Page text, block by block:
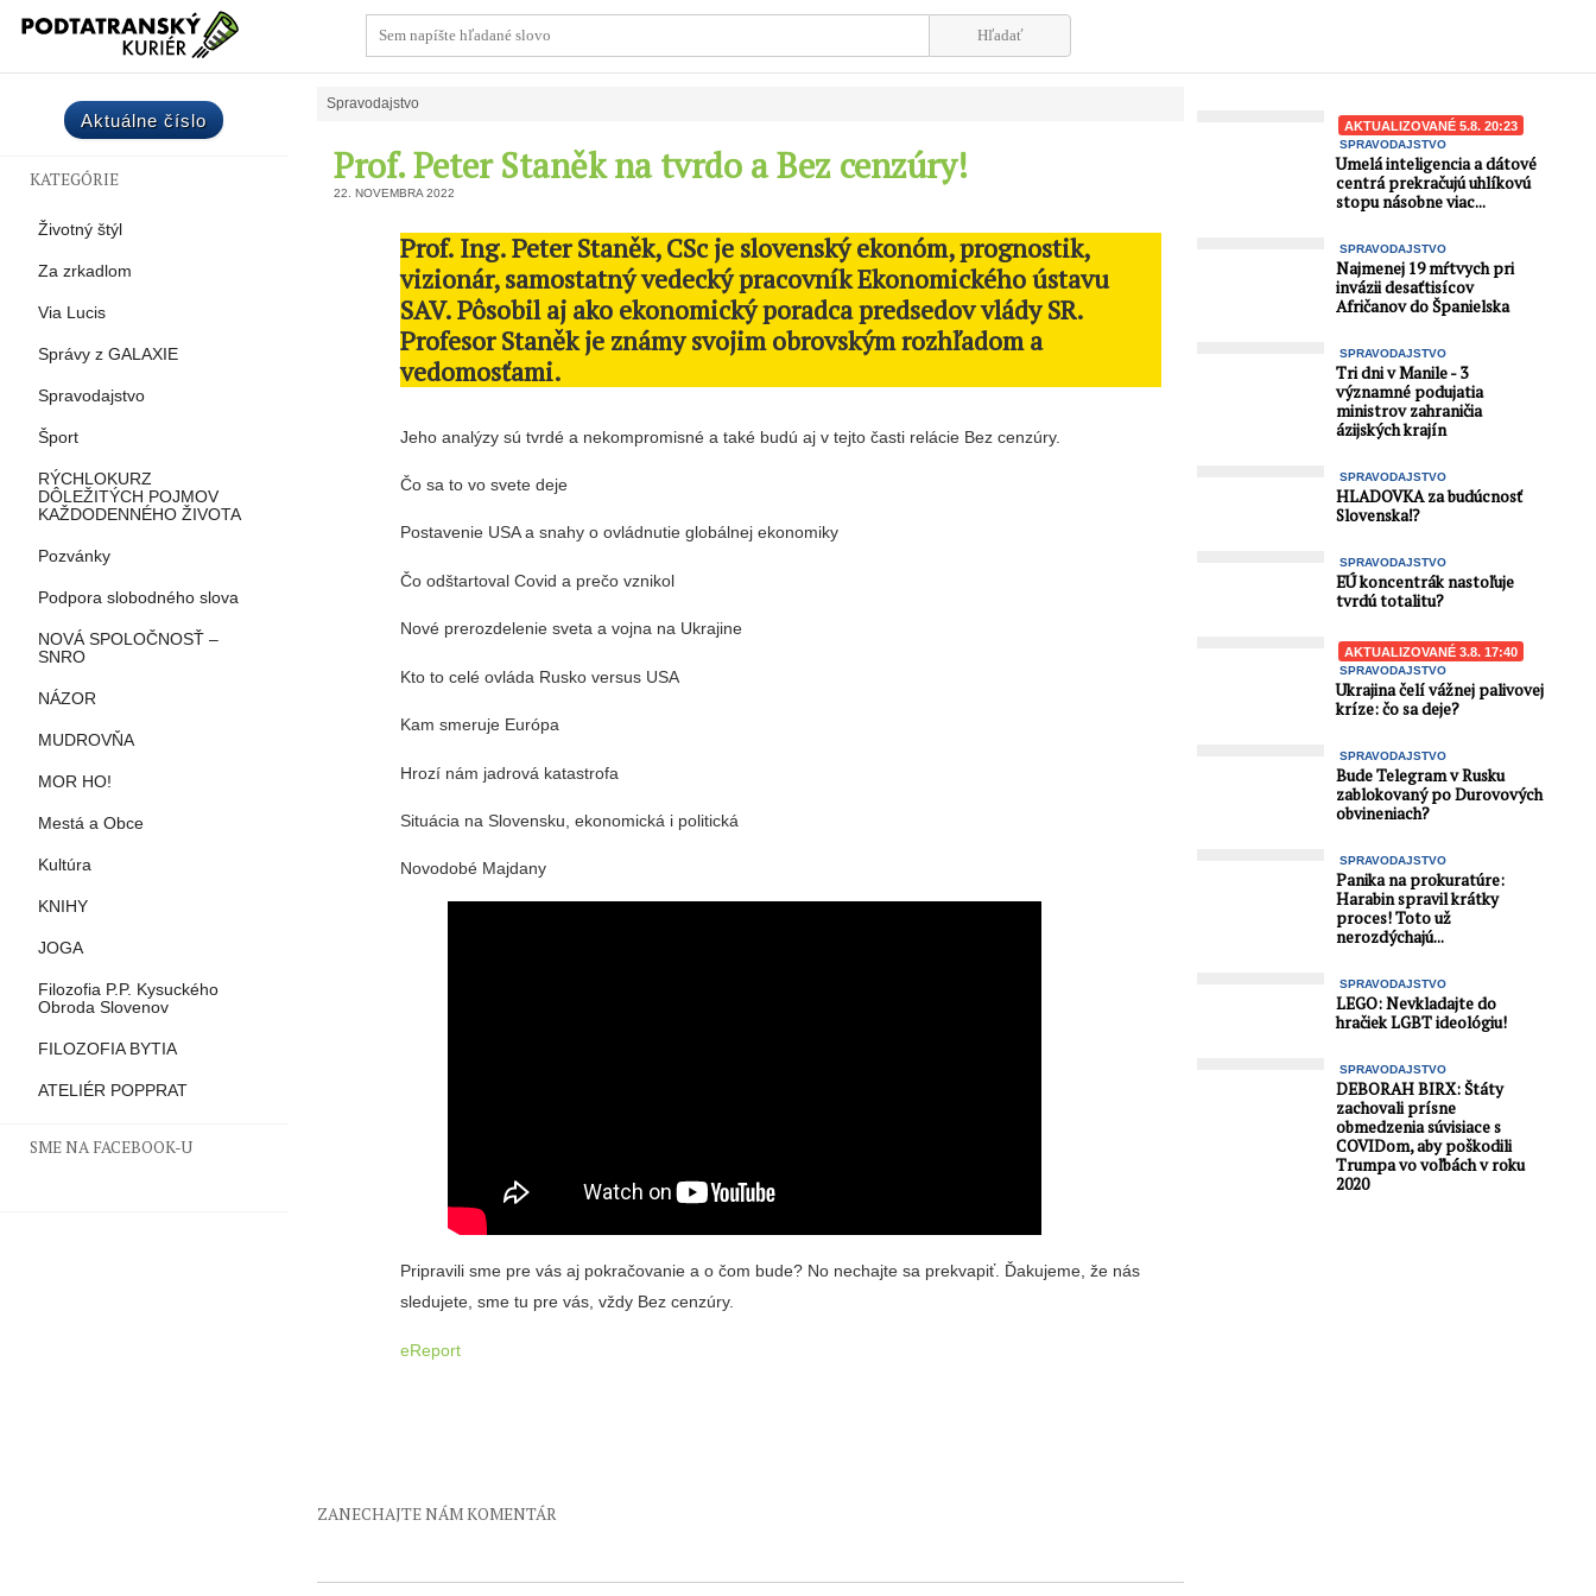
Aktuálne číslo
KATEGÓRIE
Životný štýl
Za zrkadlom
Via Lucis
Správy z GALAXIE
Spravodajstvo
Šport
RÝCHLOKURZ
DÔLEŽITÝCH POJMOV
KAŽDODENNÉHO ŽIVOTA
Pozvánky
Podpora slobodného slova
NOVÁ SPOLOČNOSŤ –
SNRO
NÁZOR
MUDROVŇA
MOR HO!
Mestá a Obce
Kultúra
KNIHY
JOGA
Filozofia P.P. Kysuckého
Obroda Slovenov
FILOZOFIA BYTIA
ATELIÉR POPPRAT
SME NA FACEBOOK-U
Spravodajstvo
Prof. Peter Staněk na tvrdo a Bez cenzúry!
22. NOVEMBRA 2022
Prof. Ing. Peter Staněk, CSc je slovenský ekonóm, prognostik,
vizionár, samostatný vedecký pracovník Ekonomického ústavu
SAV. Pôsobil aj ako ekonomický poradca predsedov vlády SR.
Profesor Staněk je známy svojim obrovským rozhľadom a
vedomosťami.
Jeho analýzy sú tvrdé a nekompromisné a také budú aj v tejto časti relácie Bez cenzúry.
Čo sa to vo svete deje
Postavenie USA a snahy o ovládnutie globálnej ekonomiky
Čo odštartoval Covid a prečo vznikol
Nové prerozdelenie sveta a vojna na Ukrajine
Kto to celé ovláda Rusko versus USA
Kam smeruje Európa
Hrozí nám jadrová katastrofa
Situácia na Slovensku, ekonomická i politická
Novodobé Majdany
Pripravili sme pre vás aj pokračovanie a o čom bude? No nechajte sa prekvapiť. Ďakujeme, že nás
sledujete, sme tu pre vás, vždy Bez cenzúry.
eReport
ZANECHAJTE NÁM KOMENTÁR
AKTUALIZOVANÉ 5.8. 20:23
SPRAVODAJSTVO
Umelá inteligencia a dátové
centrá prekračujú uhlíkovú
stopu násobne viac...
SPRAVODAJSTVO
Najmenej 19 mŕtvych pri
invázii desaťtisícov
Afričanov do Španielska
SPRAVODAJSTVO
Tri dni v Manile - 3
významné podujatia
ministrov zahraničia
ázijských krajín
SPRAVODAJSTVO
HLADOVKA za budúcnosť
Slovenska⁉️
SPRAVODAJSTVO
EÚ koncentrák nastoľuje
tvrdú totalitu?
AKTUALIZOVANÉ 3.8. 17:40
SPRAVODAJSTVO
Ukrajina čelí vážnej palivovej
kríze: čo sa deje?
SPRAVODAJSTVO
Bude Telegram v Rusku
zablokovaný po Durovových
obvineniach?
SPRAVODAJSTVO
Panika na prokuratúre:
Harabin spravil krátky
proces! Toto už
nerozdýchajú...
SPRAVODAJSTVO
LEGO: Nevkladajte do
hračiek LGBT ideológiu!
SPRAVODAJSTVO
DEBORAH BIRX: Štáty
zachovali prísne
obmedzenia súvisiace s
COVIDom, aby poškodili
Trumpa vo voľbách v roku
2020